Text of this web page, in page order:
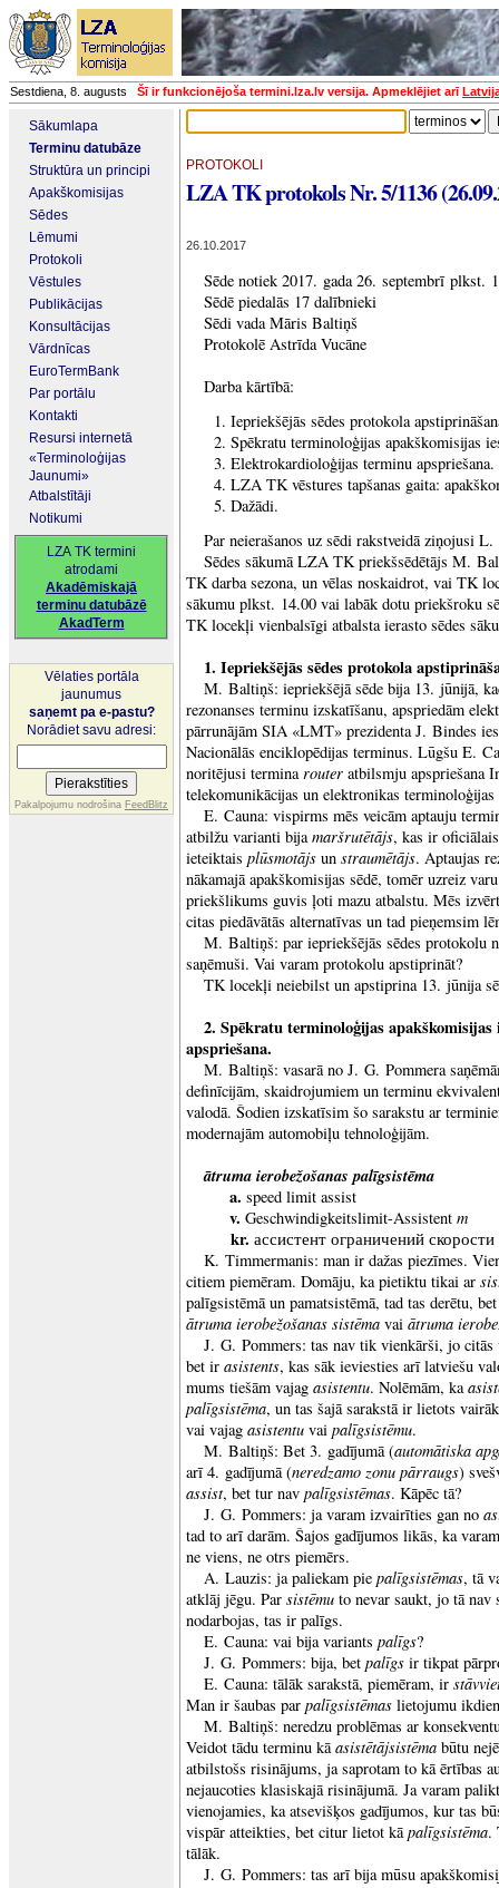
Sestdiena, 8. augusts Šī ir funkcionējoša termini.lza.lv versija. Apmeklējiet arī
Sākumlapa
Terminu datubāze
Struktūra un principi
Apakškomisijas
Sēdes
Lēmumi
Protokoli
Vēstules
Publikācijas
Konsultācijas
Vārdnīcas
EuroTermBank
Par portālu
Kontakti
Resursi internetā
«Terminoloģijas
Jaunumi»
Atbalstītāji
Notikumi
LZA TK termini
atrodami
Akadēmiskajā
terminu datubāzē
AkadTerm
Vēlaties portāla
jaunumus
saņemt pa e-pastu?
Norādiet savu adresi:
Pakalpojumu nodrošina FeedBlitz
PROTOKOLI
LZA TK protokols Nr. 5/1136
26.10.2017
Sēde notiek 2017. gada 26. septembrī plkst.
Sēdē piedalās 17 dalībnieki
Sēdi vada Māris Baltiņš
Protokolē Astrīda Vucāne
Darba kārtībā:
Iepriekšējās sēdes protokola
Spēkratu terminoloģijas apakškomisijas
Elektrokardioloģijas terminu apspriešana.
LZA TK vēstures tapšanas gaita:
Dažādi.
Par neierašanos uz sēdi rakstveidā ziņojusi
Sēdes sākumā LZA TK priekšsēdētājs M.
TK darba sezona, un vēlas noskaidrot, vai TK
sākumu plkst. 14.00 vai labāk dotu priekšroku
TK locekļi vienbalsīgi atbalsta ierasto sēdes
1. Iepriekšējās sēdes protokola
M. Baltiņš: iepriekšējā sēde bija 13. jūnijā,
rezonanses terminu izskatīšanu, apspriedām
pārrunājām SIA «LMT» prezidenta J. Bindes
Nacionālās enciklopēdijas terminus. Lūgšu E.
noritējusi terminarouter atbilsmju apspriešana
telekomunikācijas un elektronikas
E. Cauna: vispirms mēs veicām aptauju
atbilžu varianti bijamaršrutētājs, kas ir
ieteiktais plūsmotājs un straumētājs. Aptaujas
nākamajā apakškomisijas sēdē, tomēr uzreiz
priekšlikums guvis ļoti mazu atbalstu. Mēs
citas piedāvātās alternatīvas un tad pieņemsim
M. Baltiņš: par iepriekšējās sēdes protokolu
saņēmuši. Vai varam protokolu apstiprināt?
TK locekļi neiebilst un apstiprina 13. jūnija
2. Spēkratu terminoloģijas
apspriešana.
M. Baltiņš: vasarā no J. G. Pommera
definīcijām, skaidrojumiem un terminu
valodā. Šodien izskatīsim šo sarakstu ar
modernajām automobiļu tehnoloģijām.
ātruma ierobežošanas palīgsistēma
a. speed limit assist
v. Geschwindigkeitslimit-Assistent m
kr. ассистент ограничений скорости
K. Timmermanis: man ir dažas piezīmes.
citiem piemēram. Domāju, ka pietiktu tikai ar
palīgsistēmā un pamatsistēmā, tad tas derētu,
ātruma ierobežošanas sistēma vai ātruma
J. G. Pommers: tas nav tik vienkārši, jo
bet ir asistents, kas sāk ieviesties arī latviešu
mums tiešām vajag asistentu. Nolēmām, ka
palīgsistēma, un tas šajā sarakstā ir lietots
vai vajag asistentu vai palīgsistēmu.
M. Baltiņš: Bet 3. gadījumā (automātiska
arī 4. gadījumā (neredzamo zonu pārraugs)
assist, bet tur nav palīgsistēmas. Kāpēc tā?
J. G. Pommers: ja varam izvairīties gan no
tad to arī darām. Šajos gadījumos likās, ka
ne viens, ne otrs piemērs.
A. Lauzis: ja paliekam pie palīgsistēmas, tā
atklāj jēgu. Par sistēmu to nevar saukt, jo tā nav
nodarbojas, tas ir palīgs.
E. Cauna: vai bija variants palīgs?
J. G. Pommers: bija, bet palīgs ir tikpat
E. Cauna: tālāk sarakstā, piemēram, ir
Man ir šaubas par palīgsistēmas lietojumu
M. Baltiņš: neredzu problēmas ar
Veidot tādu terminu kāasistētājsistēma būtu
atbilstošs risinājums, ja saprotam to kā ērtības
nejaucoties klasiskajā risinājumā. Ja varam
vienojamies, ka atsevišķos gadījumos, kur tas
vispār atteikties, bet citur lietot kāpalīgsistēma.
tālāk.
J. G. Pommers: tas arī bija mūsu